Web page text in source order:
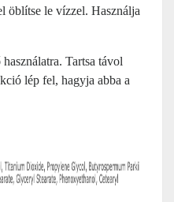
öblítse le vízzel. Használja
Tartsa távol
lép fel, hagyja abba a